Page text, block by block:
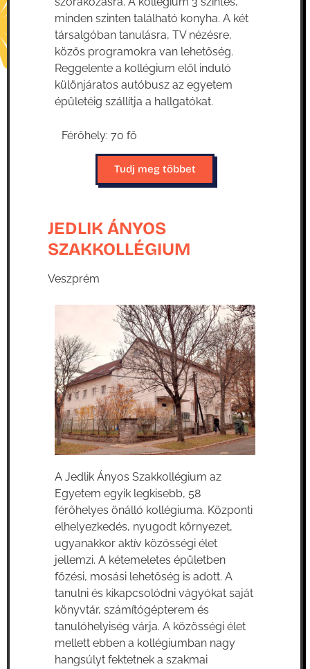
minden szinten található konyha. A két
társalgóban tanulásra, TV nézésre,
közös programokra van lehetőség.
Reggelente a kollégium elől induló
különjáratos autóbusz az egyetem
épületéig szállítja a hallgatókat.
Férőhely: 70 fő
Tudj meg többet
JEDLIK ÁNYOS
SZAKKOLLÉGIUM
Veszprém
A Jedlik Ányos Szakkollégium az
Egyetem egyik legkisebb, 58
férőhelyes önálló kollégiuma. Központi
elhelyezkedés, nyugodt környezet,
ugyanakkor aktív közösségi élet
jellemzi. A kétemeletes épületben
főzési, mosási lehetőség is adott. A
tanulni és kikapcsolódni vágyókat saját
könyvtár, számítógépterem és
tanulóhelyiség várja. A közösségi élet
mellett ebben a kollégiumban nagy
hangsúlyt fektetnek a szakmai